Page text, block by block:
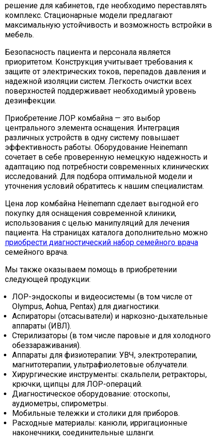
решение для кабинетов, где необходимо переставлять
комплекс. Стационарные модели предлагают
максимальную устойчивость и возможность встройки в
мебель.
Безопасность пациента и персонала является
приоритетом. Конструкция учитывает требования к
защите от электрических токов, перепадов давления и
надежной изоляции систем. Легкость очистки всех
поверхностей поддерживает необходимый уровень
дезинфекции.
Приобретение ЛОР комбайна — это выбор
центрального элемента оснащения. Интеграция
различных устройств в одну систему повышает
эффективность работы. Оборудование Heinemann
сочетает в себе проверенную немецкую надежность и
адаптацию под потребности современных клинических
исследований. Для подбора оптимальной модели и
уточнения условий обратитесь к нашим специалистам.
Цена лор комбайна Heinemann сделает выгодной его
покупку для оснащения современной клиники,
использования с целью манипуляций для лечения
пациента. На страницах каталога дополнительно можно
приобрести диагностический набор семейного врача
семейного врача.
Мы также оказываем помощь в приобретении
следующей продукции:
ЛОР-эндоскопы и видеосистемы (в том числе от
Olympus, Aohua, Pentax) для диагностики.
Аспираторы (отсасыватели) и наркозно-дыхательные
аппараты (ИВЛ).
Стерилизаторы (в том числе паровые и для холодного
обеззараживания).
Аппараты для физиотерапии: УВЧ, электротерапии,
магнитотерапии, ультрафиолетовые облучатели.
Хирургические инструменты: скальпели, ретракторы,
крючки, щипцы для ЛОР-операций.
Диагностическое оборудование: отоскопы,
аудиометры, спирометры.
Мобильные тележки и столики для приборов.
Расходные материалы: канюли, ирригационные
наконечники, соединительные шланги.